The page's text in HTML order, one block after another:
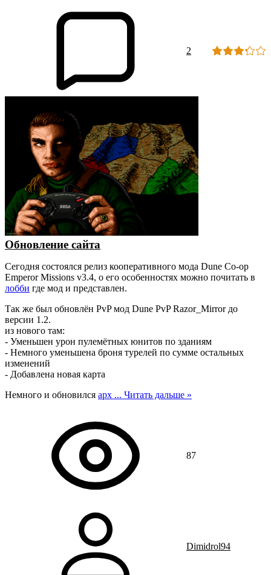
2
Обновление сайта
Сегодня состоялся релиз кооперативного мода Dune Co-op
Emperor Missions v3.4, о его особенностях можно почитать в
лобби где мод и представлен.
Так же был обновлён PvP мод Dune PvP Razor_Mirror до
версии 1.2.
из нового там:
- Уменьшен урон пулемётных юнитов по зданиям
- Немного уменьшена броня турелей по сумме остальных
изменений
- Добавлена новая карта
Немного и обновился арх ... Читать дальше »
87
Dimidrol94